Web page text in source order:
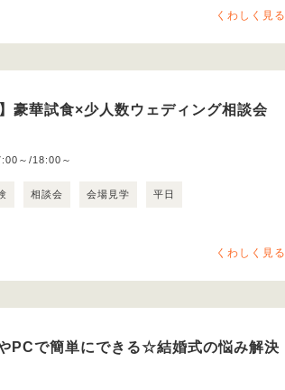
くわしく見る
豪華試食×少人数ウェディング相談会
～/18:00～
相談会 会場見学 平日
くわしく見る
PCで簡単にできる☆結婚式の悩み解決